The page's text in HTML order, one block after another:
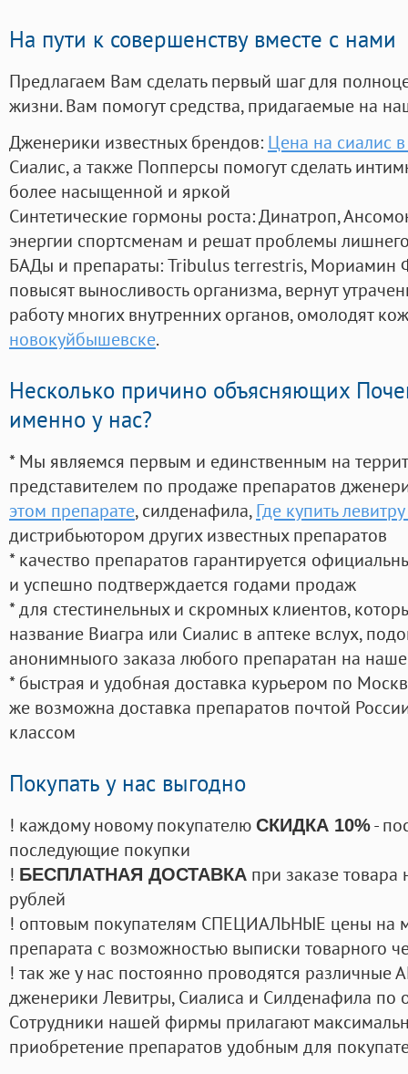
На пути к совершенству вместе с нами
Предлагаем Вам сделать первый шаг для
жизни. Вам помогут средства, придагаемые на
Дженерики известных брендов: Цена на сиалис
Сиалис, а также Попперсы помогут сделать
более насыщенной и яркой
Синтетические гормоны роста: Динатроп,
энергии спортсменам и решат проблемы
БАДы и препараты:Tribulus terrestris, Мориамин
повысят выносливость организма, вернут
работу многих внутренних органов, омолодят
новокуйбышевске.
Несколько причино объясняющих
именно у нас?
* Мы являемся первым и единственным на
представителем по продаже препаратов
этом препарате, силденафила, Где купить
дистрибьютором других известных препаратов
* качество препаратов гарантируется
и успешно подтверждается годами продаж
* для стестинельных и скромных клиентов,
название Виагра или Сиалис в аптеке вслух,
анонимныого заказа любого препаратан на
* быстрая и удобная доставка курьером по
же возможна доставка препаратов почтой
классом
Покупать у нас выгодно
! каждому новому покупателю СКИДКА 10%-
последующие покупки
! БЕСПЛАТНАЯ ДОСТАВКА при заказе
рублей
! оптовым покупателям СПЕЦИАЛЬНЫЕ цены на
препарата с возможностью выписки товарного
! так же у нас постоянно проводятся
дженерики Левитры, Сиалиса и Силденафила по
Cотрудники нашей фирмы прилагают
приобретение препаратов удобным для